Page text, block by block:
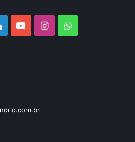
LinkedinYouTubeInstagramWhatsApp